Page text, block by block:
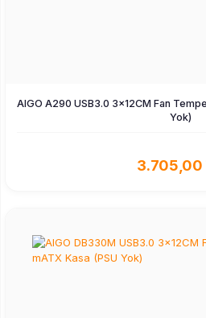
AIGO A290 USB3.0 3×12CM Fan
Yok)
3.705,00